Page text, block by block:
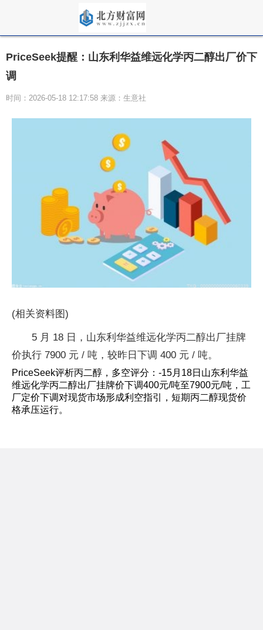
PriceSeek提醒：山东利华益维远化学丙二醇出厂价下
调
时间：2026-05-18 12:17:58 来源：生意社
(相关资料图)
5 月 18 日，山东利华益维远化学丙二醇出厂挂牌
价执行 7900 元 / 吨，较昨日下调 400 元 / 吨。
PriceSeek评析丙二醇，多空评分：-15月18日山东利华益
维远化学丙二醇出厂挂牌价下调400元/吨至7900元/吨，工
厂定价下调对现货市场形成利空指引，短期丙二醇现货价
格承压运行。